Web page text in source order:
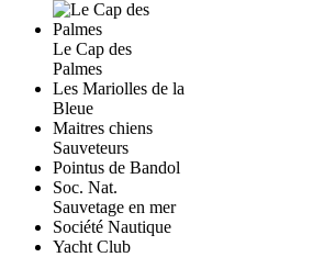
Le Cap des
Palmes
Les Mariolles de la
Bleue
Maitres chiens
Sauveteurs
Pointus de Bandol
Soc. Nat.
Sauvetage en mer
Société Nautique
Yacht Club